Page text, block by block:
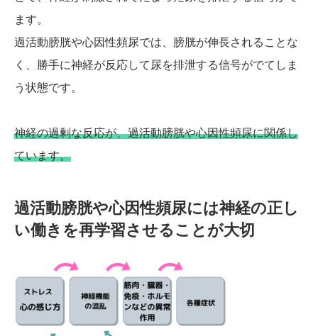
ます。
過活動膀胱や心因性頻尿では、膀胱が伸長されることな
く、勝手に神経が反応して尿を排泄する信号がでてしま
う状態です。
神経の過剰な反応が、過活動膀胱や心因性頻尿に関係し
ています。
過活動膀胱や心因性頻尿には神経の正し
い働きを再学習させることが大切